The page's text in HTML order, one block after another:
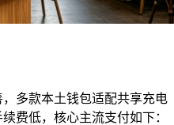
多款本土钱包适配共享充电
费低，核心主流支付如下：